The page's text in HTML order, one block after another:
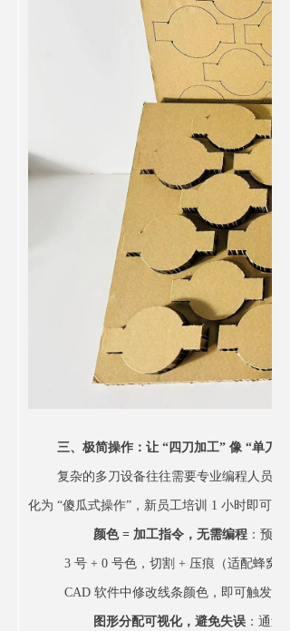
三、极简操作：让 “四刀加工” 像 “单刀”
复杂的多刀设备往往需要专业编程人员
化为 “傻瓜式操作”，新员工培训 1 小时即可
颜色 = 加工指令，无需编程 ：预
3 号 + 0 号色，切割 + 压痕（适配蜂窝
CAD 软件中修改线条颜色，即可触发
图形分配可视化，避免失误 ：通